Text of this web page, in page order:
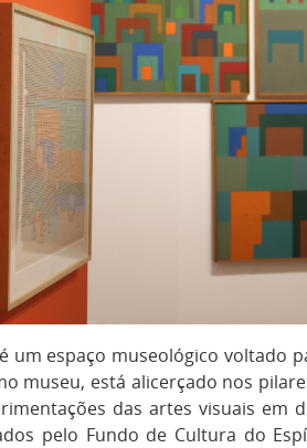
é um espaço museológico voltado
museu, está alicerçado nos
das artes visuais em
pelo Fundo de Cultura do